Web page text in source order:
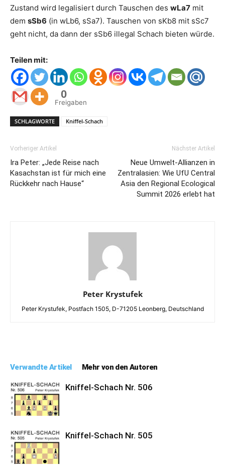
Zustand wird legalisiert durch Tauschen des wLa7 mit
dem sSb6 (in wLb6, sSa7). Tauschen von sKb8 mit sSc7
geht nicht, da dann der sSb6 illegal Schach bieten würde.
Teilen mit:
0
Freigaben
SCHLAGWORTE Kniffel-Schach
Vorheriger Artikel
Ira Peter: „Jede Reise nach
Kasachstan ist für mich eine
Rückkehr nach Hause“
Nächster Artikel
Neue Umwelt-Allianzen in
Zentralasien: Wie UfU Central
Asia den Regional Ecological
Summit 2026 erlebt hat
Peter Krystufek
Peter Krystufek, Postfach 1505, D-71205 Leonberg, Deutschland
Verwandte Artikel Mehr von den Autoren
Kniffel-Schach Nr. 506
Kniffel-Schach Nr. 505